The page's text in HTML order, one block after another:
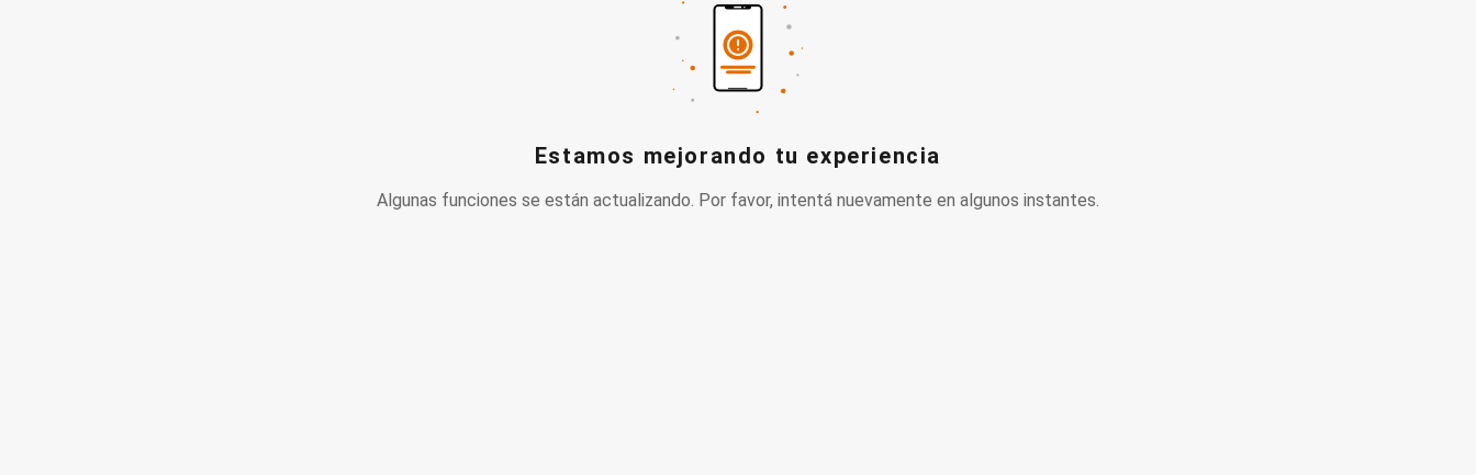
Estamos mejorando tu experiencia
Algunas funciones se están actualizando. Por favor, intentá nuevamente en algunos instantes.